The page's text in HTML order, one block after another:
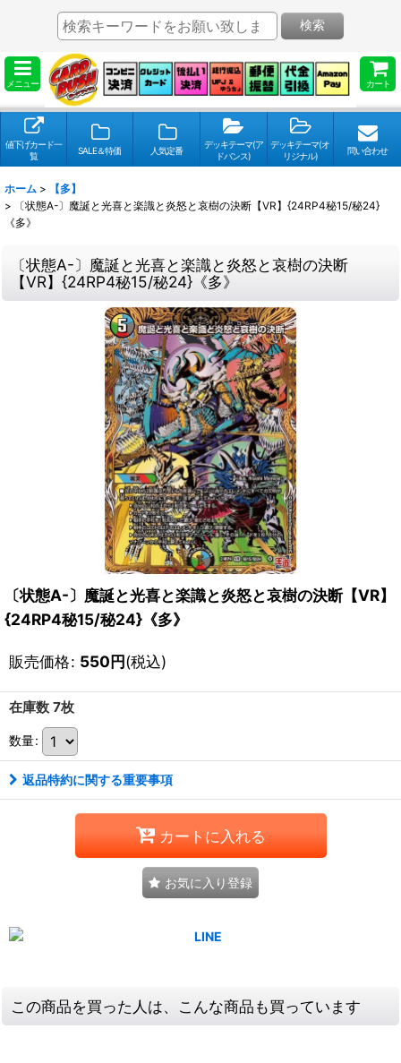
メニュー カート
検索
値下げカード一
覧
SALE＆特価 人気定番
デッキテーマ(ア
ドバンス)
デッキテーマ(オ
リジナル)
問い合わせ
ホーム >
【多】
>
〔状態A-〕魔誕と光喜と楽識と炎怒と哀樹の決断【VR】{24RP4秘15/秘24}
《多》
〔状態A-〕魔誕と光喜と楽識と炎怒と哀樹の決断
【VR】{24RP4秘15/秘24}《多》
〔状態A-〕魔誕と光喜と楽識と炎怒と哀樹の決断【VR】
{24RP4秘15/秘24}《多》
販売価格: 550円(税込)
在庫数 7枚
数量:
返品特約に関する重要事項
カートに入れる
お気に入り登録
この商品を買った人は、こんな商品も買っています